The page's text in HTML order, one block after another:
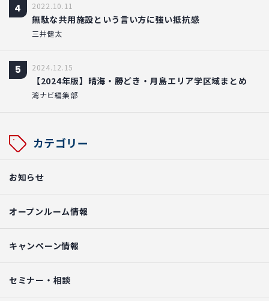
4 2022.10.11
無駄な共用施設という言い方に強い抵抗感
三井健太
5 2024.12.15
【2024年版】晴海・勝どき・月島エリア学区域まとめ
湾ナビ編集部
カテゴリー
お知らせ
オープンルーム情報
キャンペーン情報
セミナー・相談